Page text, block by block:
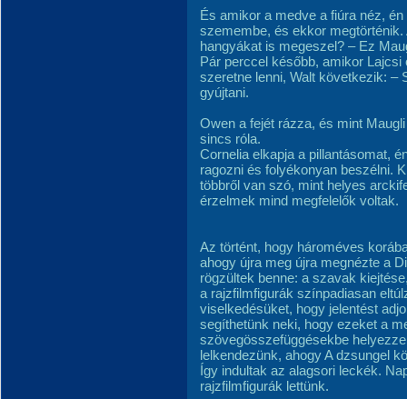
És amikor a medve a fiúra néz,
szemembe, és ekkor megtörténik.
hangyákat is megeszel? – Ez
Pár perccel később, amikor
szeretne lenni, Walt következik: –
gyújtani.
Owen a fejét rázza, és mint
sincs róla.
Cornelia elkapja a pillantásomat,
ragozni és folyékonyan beszélni.
többről van szó, mint helyes
érzelmek mind megfelelők voltak.
Az történt, hogy hároméves
ahogy újra meg újra megnézte a
rögzültek benne: a szavak
a rajzfilmfigurák színpadiasan
viselkedésüket, hogy jelentést
segíthetünk neki, hogy ezeket a
szövegösszefüggésekbe
lelkendezünk, ahogy A dzsungel
Így indultak az alagsori leckék.
rajzfilmfigurák lettünk.